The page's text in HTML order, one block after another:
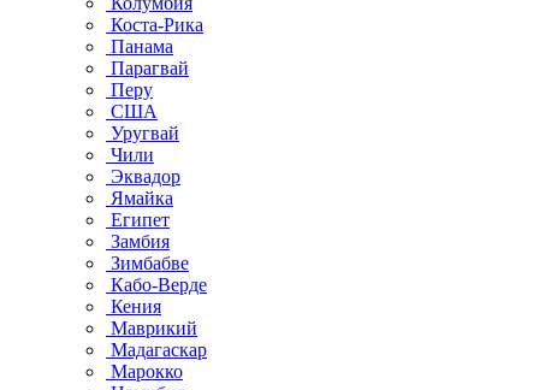
Коста-Рика
Панама
Парагвай
Перу
США
Уругвай
Чили
Эквадор
Ямайка
Египет
Замбия
Зимбабве
Кабо-Верде
Кения
Маврикий
Мадагаскар
Марокко